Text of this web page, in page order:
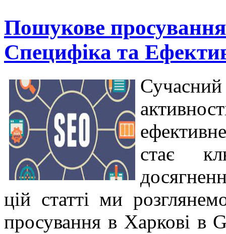
Пошукове
Специфіка та
стає
цій статті ми
просування в Харкові в